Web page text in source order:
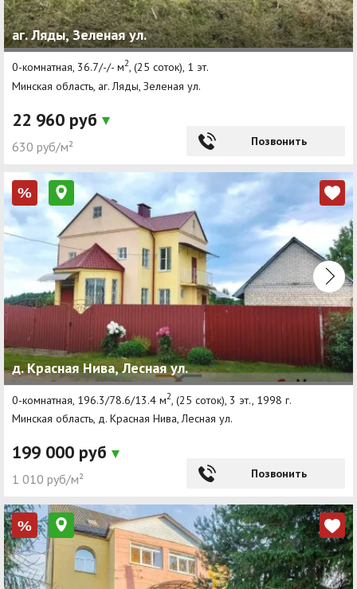
аг. Ляды, Зеленая ул.
0-комнатная, 36.7/-/- м2, (25 соток), 1 эт.
Минская область, аг. Ляды, Зеленая ул.
22 960 руб
630 руб/м² Позвонить
%
д. Красная Нива, Лесная ул.
0-комнатная, 196.3/78.6/13.4 м2 , (25 соток), 3 эт., 1998 г.
Минская область, д. Красная Нива, Лесная ул.
199 000 руб
1 010 руб/м² Позвонить
%